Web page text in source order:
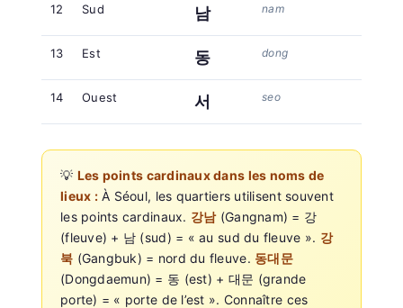
12 Sud 남 nam
13 Est 동 dong
14 Ouest 서 seo
💡 Les points cardinaux dans les noms de
lieux :À Séoul, les quartiers utilisent souvent
les points cardinaux. 강남(Gangnam) = 강
(fleuve) + 남 (sud) = « au sud du fleuve ». 강
북 (Gangbuk) = nord du fleuve. 동대문
(Dongdaemun) = 동 (est) + 대문 (grande
porte) = « porte de l’est ». Connaître ces